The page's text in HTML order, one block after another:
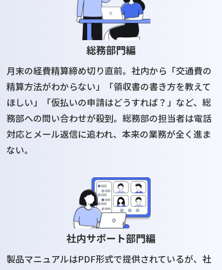
総務部門編
月末の経費精算締め切り直前。社内から「交通費の
精算方法がわからない」「領収書の書き方を教えて
ほしい」「仮払いの申請はどうすれば？」など、総
務部への問い合わせが殺到。総務部の担当者は電話
対応とメール返信に追われ、本来の業務が全く進ま
ない。
社内サポート部門編
製品マニュアルはPDF形式で提供されているが、社